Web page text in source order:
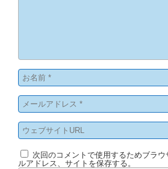
次回のコメントで使用するためブラ
ルアドレス、サイトを保存する。